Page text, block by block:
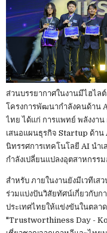
ส่วนบรรยากาศในงานมีไฮไล
โครงการพัฒนากำลังคนด้าน
ไทย ได้แก่ การแพทย์ พลังงา
เสนอแผนธุรกิจ Startup ด้าน
นิทรรศการเทคโนโลยี AI นำ
กำลังเปลี่ยนแปลงอุตสาหกรรม
สำหรับ ภายในงานยังมีเวทีเส
ร่วมแบ่งปันวิสัยทัศน์เกี่ยวกับก
ประเทศไทยให้แข่งขันในตล
"Trustworthiness Day -